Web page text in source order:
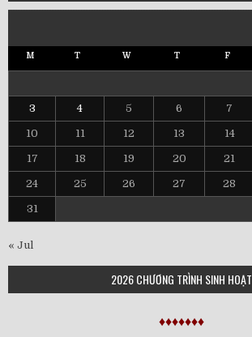
M T W T F
3 4 5 6 7
10 11 12 13 14
17 18 19 20 21
24 25 26 27 28
31
« Jul
2026 CHƯƠNG TRÌNH SINH HOẠT
♦♦♦♦♦♦♦